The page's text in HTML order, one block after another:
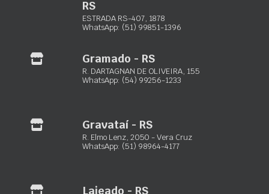
dupla trava de segurança, nossas talhas manuais
proporcionam uma elevação segura e confiável em todas as
Informação adicional
Diário, Semanal, Mensal, Quinzenal
CSM
RS
ESTRADA RS-407, 1878
WhatsApp: (51) 99851-1396
Gramado - RS
R. DARTAGNAN DE OLIVEIRA, 155
WhatsApp: (54) 99256-1233
Gravataí - RS
R. Elmo Lenz, 2050 - Vera Cruz
WhatsApp: (51) 98964-4177
Lajeado - RS